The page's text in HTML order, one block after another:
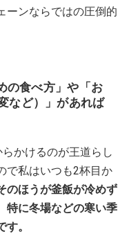
ーンならではの圧倒的
の食べ方」や「お
など）」があれば
かけるのが王道らし
で私はいつも2杯目か
のほうが釜飯が冷めず
特に冬場などの寒い季
。